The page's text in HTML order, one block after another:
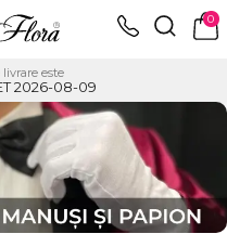
0
livrare este
2026-08-09